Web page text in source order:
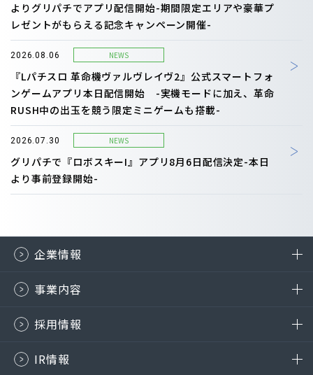
よりグリパチでアプリ配信開始-期間限定エリアや豪華プ
レゼントがもらえる記念キャンペーン開催-
2026.08.06 NEWS
『Lパチスロ 革命機ヴァルヴレイヴ2』公式スマートフォ
ンゲームアプリ本日配信開始 -実機モードに加え、革命
RUSH中の出玉を競う限定ミニゲームも搭載-
2026.07.30 NEWS
グリパチで『ロボスキーI』アプリ8月6日配信決定-本日
より事前登録開始-
企業情報
事業内容
採用情報
IR情報